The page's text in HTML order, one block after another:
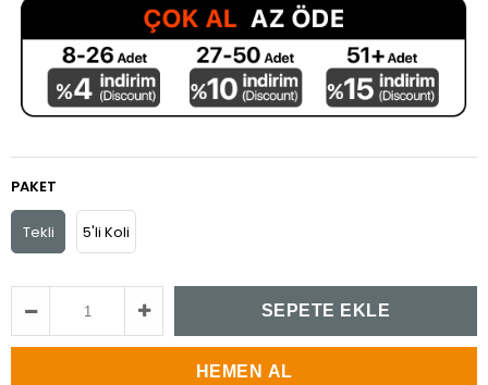
PAKET
Tekli 5'li Koli